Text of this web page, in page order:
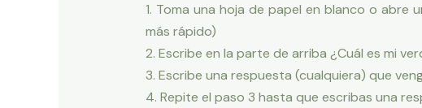
1. Toma una hoja de papel en blanco o
más rápido)
2. Escribe en la parte de arriba ¿Cuál es mi
3. Escribe una respuesta (cualquiera) que
4. Repite el paso 3 hasta que escribas una